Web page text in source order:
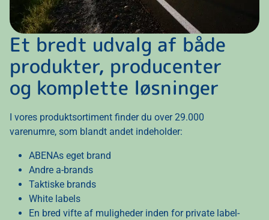
Et bredt udvalg af både
produkter, producenter
og komplette løsninger
I vores produktsortiment finder du over 29.000
varenumre, som blandt andet indeholder:
ABENAs eget brand
Andre a-brands
Taktiske brands
White labels
En bred vifte af muligheder inden for private label-